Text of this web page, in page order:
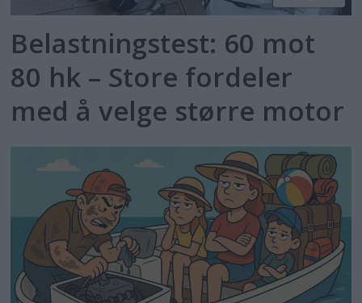
Belastningstest: 60 mot
80 hk – Store fordeler
med å velge større motor